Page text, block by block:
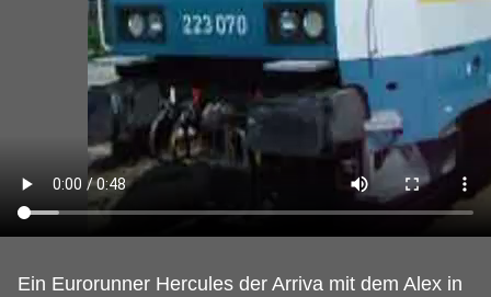
Ein Eurorunner Hercules der Arriva mit dem Alex in